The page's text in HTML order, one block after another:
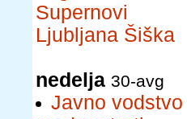
Supernovi
Ljubljana Šiška
nedelja 30-avg
Javno vodstvo